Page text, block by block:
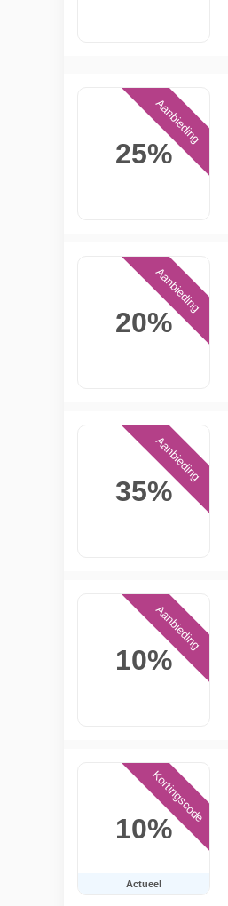
25%
Aanbieding
20%
Aanbieding
35%
Aanbieding
10%
Aanbieding
10%
Actueel
Kortingscode